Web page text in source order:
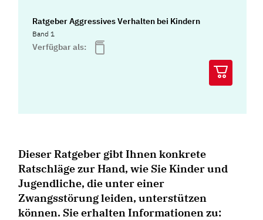
Ratgeber Aggressives Verhalten bei Kindern
Band 1
Verfügbar als:
Dieser Ratgeber gibt Ihnen konkrete
Ratschläge zur Hand, wie Sie Kinder und
Jugendliche, die unter einer
Zwangsstörung leiden, unterstützen
können. Sie erhalten Informationen zu: